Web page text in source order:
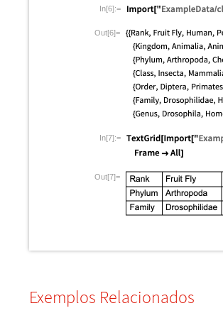
In[6]:=
Out[6]=
In[7]:=
Out[7]=
Exemplos Relacionados